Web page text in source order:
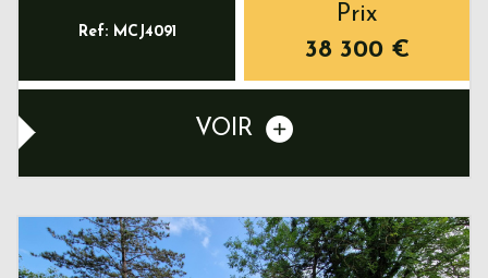
Ref: MCJ4091
Prix
38 300 €
VOIR